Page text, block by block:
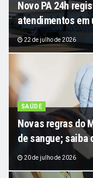
Novo PA 24h
atendimentos em
22 de julho de 2026
SAÚDE
Novas regras do
de sangue; saiba
20 de julho de 2026